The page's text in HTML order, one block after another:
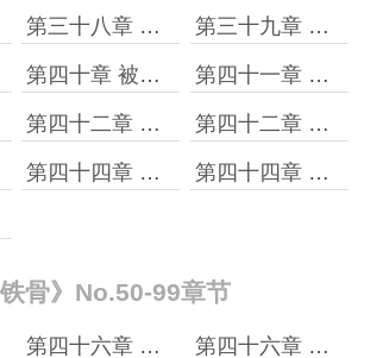
第三十八章 意外的渊源 第三十九章 交易
第四十章 被人告了［下］ 第四十一章 洋人的可敬之处［上］
第四十二章 送上门我就不客气了［上］ 第四十二章 送上门我就不客气了［下］
第四十四章 风中飘来的乐声［上］ 第四十四章 风中飘来的乐声［下］
铁骨》No.50-99章节
第四十六章 不想出名都难［上］ 第四十六章 不想出名都难［下］